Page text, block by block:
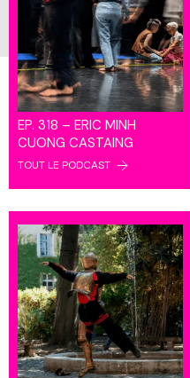
EP. 318 – ERIC MINH
CUONG CASTAING
TOUT LE PODCAST